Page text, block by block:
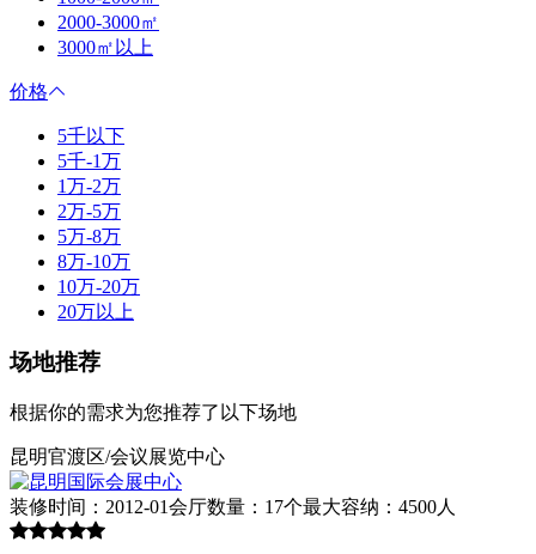
2000-3000㎡
3000㎡以上
价格
5千以下
5千-1万
1万-2万
2万-5万
5万-8万
8万-10万
10万-20万
20万以上
场地推荐
根据你的需求为您推荐了以下场地
昆明官渡区/会议展览中心
装修时间：2012-01会厅数量：17个最大容纳：4500人